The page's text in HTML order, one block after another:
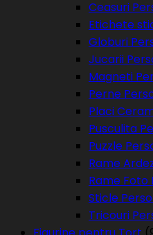
Ceasuri
Etichete
Globuri
Jucarii
Magneti
Perne
Placi
Pusculita
Puzzle
Rame
Rame Foto
Sticle
Tricouri